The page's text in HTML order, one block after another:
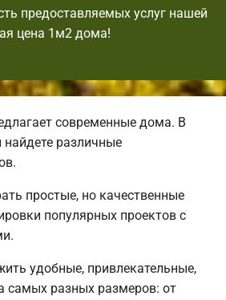
предоставляемых услуг нашей
цена 1м2 дома!
современные дома. В
различные
простые, но качественные
популярных проектов с
удобные, привлекательные,
самых разных размеров: от